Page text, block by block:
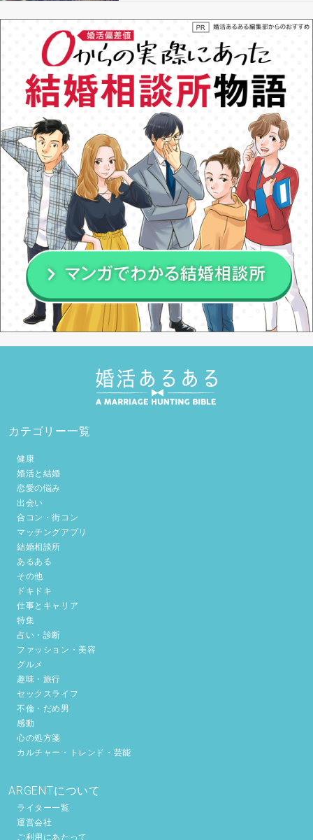
カテゴリー一覧
健康
婚活と結婚
恋愛の悩み
出会い
合コン・街コン
マッチングアプリ
結婚相談所
あるある
その他
ドキドキ
仕事とキャリア
特集
占い・診断
ファッション・美容
グルメ
趣味・旅行
セックスライフ
不倫・だめ男
感動
心の処方箋
カルチャー・トレンド・芸能
ARGENTについて
ライター一覧
運営会社
ご利用にあたって